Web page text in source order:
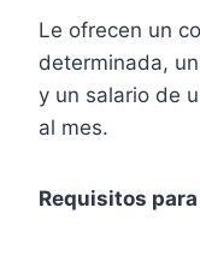
Le ofrecen un
determinada,
y un salario de
al mes.
Requisitos